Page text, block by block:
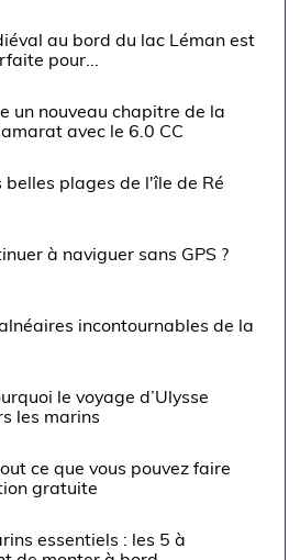
au bord du lac Léman est
pour...
un nouveau chapitre de la
avec le 6.0 CC
belles plages de l'île de Ré
à naviguer sans GPS ?
incontournables de la
le voyage d’Ulysse
les marins
ce que vous pouvez faire
gratuite
essentiels : les 5 à